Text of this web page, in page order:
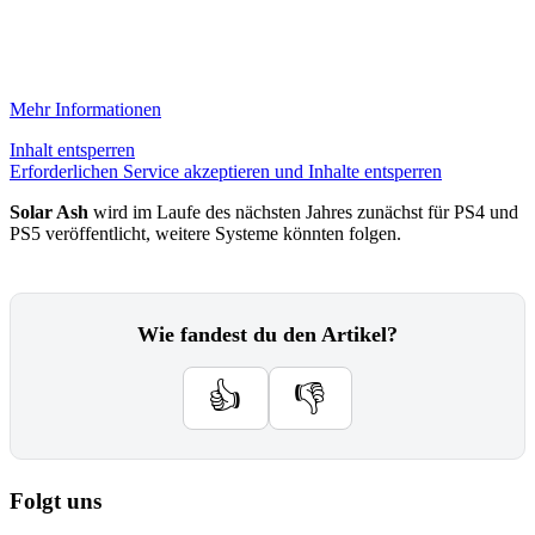
Mehr Informationen
Inhalt entsperren
Erforderlichen Service akzeptieren und Inhalte entsperren
Solar Ash wird im Laufe des nächsten Jahres zunächst für PS4 und
PS5 veröffentlicht, weitere Systeme könnten folgen.
Wie fandest du den Artikel?
👍 👎
Folgt uns